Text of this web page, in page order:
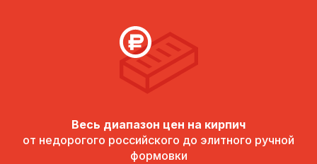
Весь диапазон цен на кирпич
от недорогого российского до элитного ручной
формовки